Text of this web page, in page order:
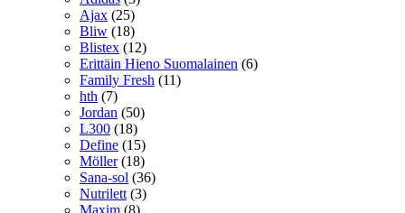
Ajax (25)
Bliw (18)
Blistex (12)
Erittäin Hieno Suomalainen (6)
Family Fresh (11)
hth (7)
Jordan (50)
L300 (18)
Define (15)
Möller (18)
Sana-sol (36)
Nutrilett (3)